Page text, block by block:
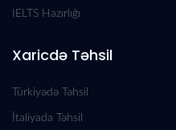
IELTS Hazırlığı
Xaricdə Təhsil
Türkiyədə Təhsil
İtaliyada Təhsil